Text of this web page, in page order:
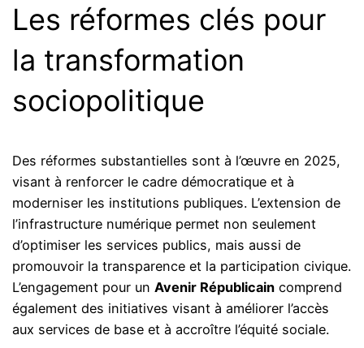
Les réformes clés pour
la transformation
sociopolitique
Des réformes substantielles sont à l’œuvre en 2025,
visant à renforcer le cadre démocratique et à
moderniser les institutions publiques. L’extension de
l’infrastructure numérique permet non seulement
d’optimiser les services publics, mais aussi de
promouvoir la transparence et la participation civique.
L’engagement pour unAvenir Républicain comprend
également des initiatives visant à améliorer l’accès
aux services de base et à accroître l’équité sociale.